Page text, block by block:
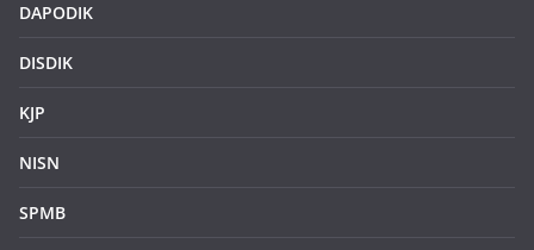
DAPODIK
DISDIK
KJP
NISN
SPMB